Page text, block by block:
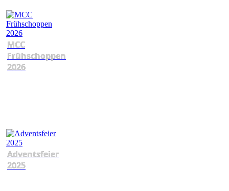
MCC
Frühschoppen
2026
Adventsfeier
2025